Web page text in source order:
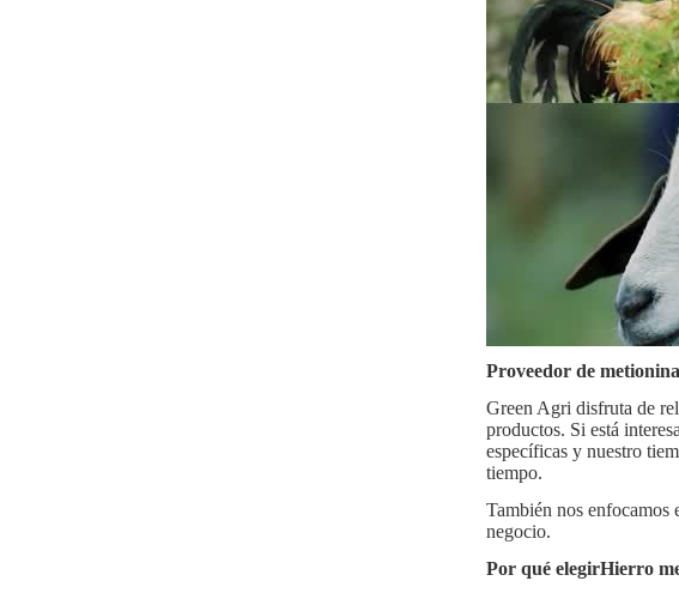
Proveedor de
Green Agri disfruta de
productos. Si está
específicas y nuestro
tiempo.
También nos enfocamos
negocio.
Por qué elegirHierro